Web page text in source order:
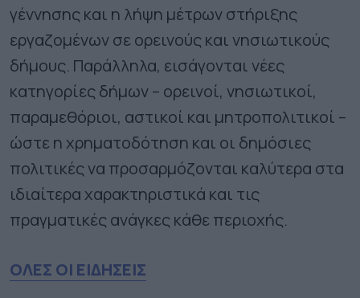
γέννησης και η λήψη μέτρων στήριξης
εργαζομένων σε ορεινούς και νησιωτικούς
δήμους. Παράλληλα, εισάγονται νέες
κατηγορίες δήμων – ορεινοί, νησιωτικοί,
παραμεθόριοι, αστικοί και μητροπολιτικοί –
ώστε η χρηματοδότηση και οι δημόσιες
πολιτικές να προσαρμόζονται καλύτερα στα
ιδιαίτερα χαρακτηριστικά και τις
πραγματικές ανάγκες κάθε περιοχής.
ΟΛΕΣ ΟΙ ΕΙΔΗΣΕΙΣ